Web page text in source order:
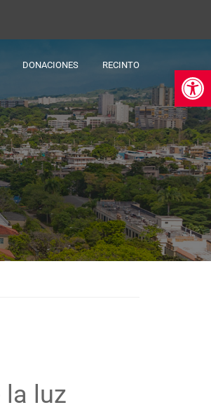
DONACIONES RECINTO
la luz